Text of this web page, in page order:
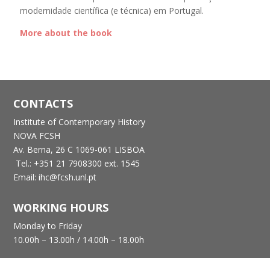
modernidade científica (e técnica) em Portugal.
More about the book
CONTACTS
Institute of Contemporary History
NOVA FCSH
Av. Berna, 26 C 1069-061 LISBOA
Tel.: +351 21 7908300 ext. 1545
Email: ihc@fcsh.unl.pt
WORKING HOURS
Monday to Friday
10.00h – 13.00h / 14.00h – 18.00h